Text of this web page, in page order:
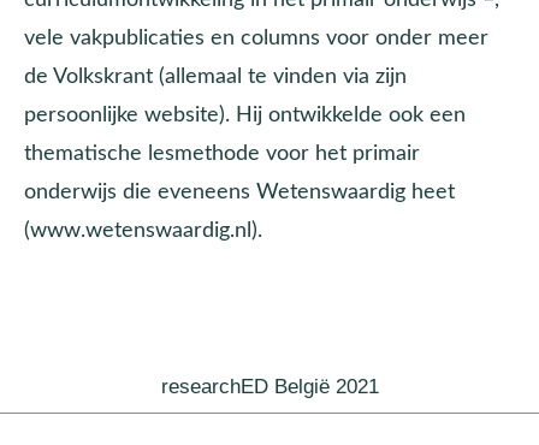
vele vakpublicaties en columns voor onder meer
de Volkskrant (allemaal te vinden via zijn
persoonlijke website). Hij ontwikkelde ook een
thematische lesmethode voor het primair
onderwijs die eveneens Wetenswaardig heet
(www.wetenswaardig.nl).
researchED België 2021